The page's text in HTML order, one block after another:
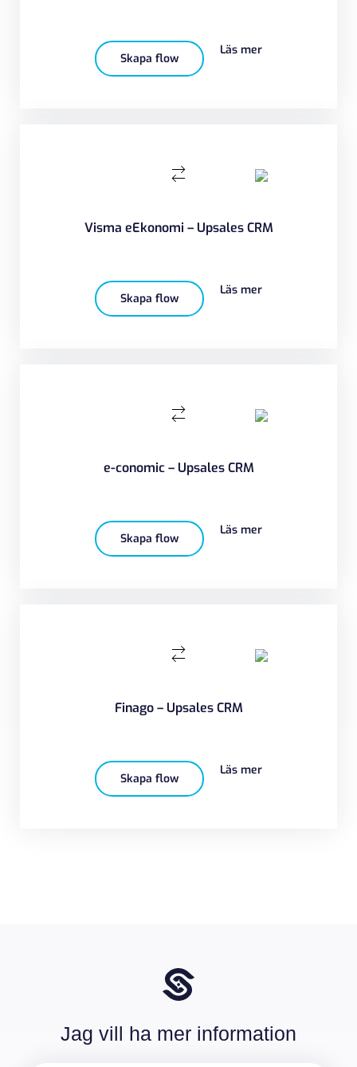
Skapa flow
Läs mer
Visma eEkonomi – Upsales CRM
Skapa flow
Läs mer
e-conomic – Upsales CRM
Skapa flow
Läs mer
Finago – Upsales CRM
Skapa flow
Läs mer
Jag vill ha mer information